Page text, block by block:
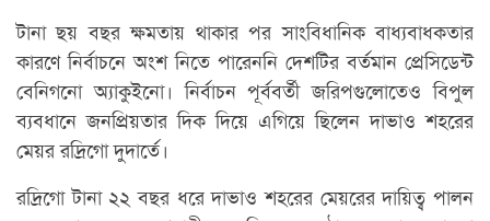
টানা ছয় বছর ক্ষমতায় থাকার পর সাংবিধানিক বাধ্যবাধকতার
কারণে নির্বাচনে অংশ নিতে পারেননি দেশটির বর্তমান প্রেসিডেন্ট
বেনিগনো অ্যাকুইনো। নির্বাচন পূর্ববর্তী জরিপগুলোতেও বিপুল
ব্যবধানে জনপ্রিয়তার দিক দিয়ে এগিয়ে ছিলেন দাভাও শহরের
মেয়র রদ্রিগো দুদার্তে।
রদ্রিগো টানা ২২ বছর ধরে দাভাও শহরের মেয়রের দায়িত্ব পালন